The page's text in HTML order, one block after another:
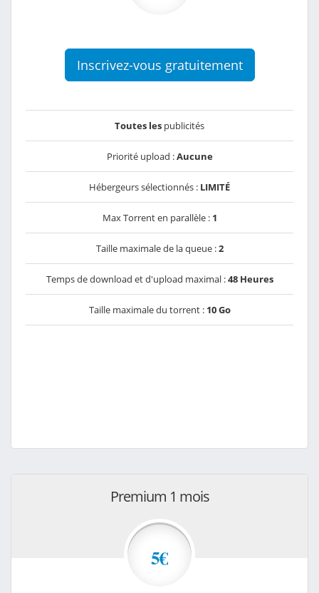
Inscrivez-vous gratuitement
Toutes les publicités
Priorité upload :Aucune
Hébergeurs sélectionnés : LIMITÉ
Max Torrent en parallèle : 1
Taille maximale de la queue :2
Temps de download et d'upload maximal :48 Heures
Taille maximale du torrent : 10 Go
Premium 1 mois
5€